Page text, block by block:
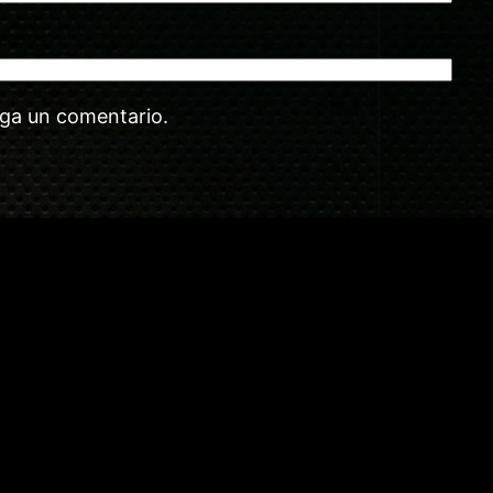
un comentario.